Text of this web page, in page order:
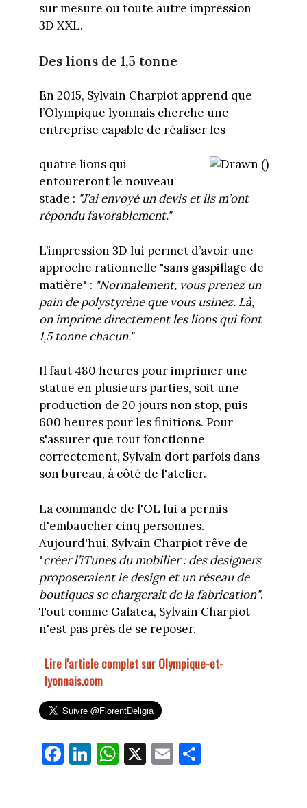
sur mesure ou toute autre impression
3D XXL.
Des lions de 1,5 tonne
En 2015, Sylvain Charpiot apprend que
l’Olympique lyonnais cherche une
entreprise capable de réaliser les
quatre lions qui
entoureront le nouveau
stade : "J’ai envoyé un devis et ils m’ont
répondu favorablement."
L’impression 3D lui permet d’avoir une
approche rationnelle "sans gaspillage de
matière" : "Normalement, vous prenez un
pain de polystyrène que vous usinez. Là,
on imprime directement les lions qui font
1,5 tonne chacun."
Il faut 480 heures pour imprimer une
statue en plusieurs parties, soit une
production de 20 jours non stop, puis
600 heures pour les finitions. Pour
s'assurer que tout fonctionne
correctement, Sylvain dort parfois dans
son bureau, à côté de l'atelier.
La commande de l'OL lui a permis
d'embaucher cinq personnes.
Aujourd'hui, Sylvain Charpiot rêve de
"créer l’iTunes du mobilier : des designers
proposeraient le design et un réseau de
boutiques se chargerait de la fabrication".
Tout comme Galatea, Sylvain Charpiot
n'est pas près de se reposer.
Lire l'article complet sur Olympique-et-
lyonnais.com
Fa
ce
Li
nk
W
ha
X E
m
Pa